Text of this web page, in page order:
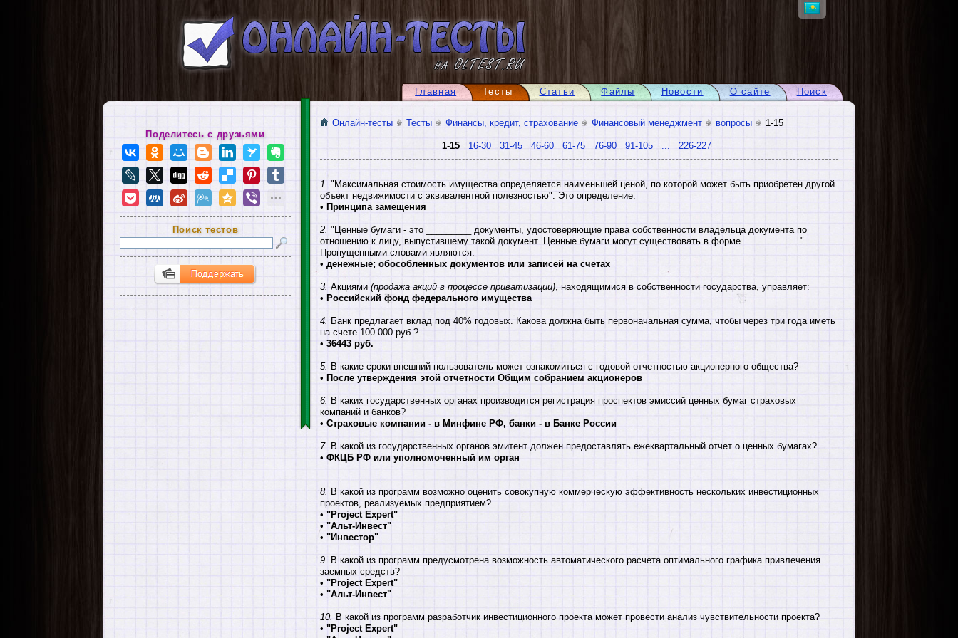
Поиск
О сайте
Новости
Файлы
Статьи
Тесты
Главная
Онлайн-тесты Тесты Финансы, кредит, страхование Финансовый менеджмент вопросы 1-15
1-15 16-30 31-45 46-60 61-75 76-90 91-105 226-227
1. "Максимальная стоимость имущества определяется наименьшей ценой, по которой может быть приобретен другой
объект недвижимости с эквивалентной полезностью". Это определение:
• Принципа замещения
2. "Ценные бумаги - это _________ документы, удостоверяющие права собственности владельца документа по
отношению к лицу, выпустившему такой документ. Ценные бумаги могут существовать в форме____________".
Пропущенными словами являются:
• денежные; обособленных документов или записей на счетах
3. Акциями (продажа акций в процессе приватизации) , находящимися в собственности государства, управляет:
• Российский фонд федерального имущества
4. Банк предлагает вклад под 40% годовых. Какова должна быть первоначальная сумма, чтобы через три года иметь
на счете 100 000 руб.?
• 36443 руб.
5. В какие сроки внешний пользователь может ознакомиться с годовой отчетностью акционерного общества?
• После утверждения этой отчетности Общим собранием акционеров
6. В каких государственных органах производится регистрация проспектов эмиссий ценных бумаг страховых
компаний и банков?
• Страховые компании - в Минфине РФ, банки - в Банке России
7. В какой из государственных органов эмитент должен предоставлять ежеквартальный отчет о ценных бумагах?
• ФКЦБ РФ или уполномоченный им орган
8. В какой из программ возможно оценить совокупную коммерческую эффективность нескольких инвестиционных
проектов, реализуемых предприятием?
• "Project Expert"
• "Альт-Инвест"
• "Инвестор"
9. В какой из программ предусмотрена возможность автоматического расчета оптимального графика привлечения
заемных средств?
• "Project Expert"
• "Альт-Инвест"
10. В какой из программ разработчик инвестиционного проекта может провести анализ чувствительности проекта?
• "Project Expert"
Поделитесь с друзьями
Поиск тестов